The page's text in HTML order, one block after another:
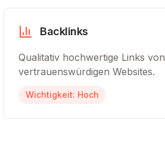
Backlinks
Qualitativ hochwertige Links von
vertrauenswürdigen Websites.
Wichtigkeit: Hoch